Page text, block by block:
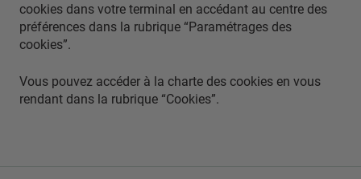
cookies dans votre terminal en accédant au centre des
préférences dans la rubrique “Paramétrages des
cookies”.
Vous pouvez accéder à la charte des cookies en vous
rendant dans la rubrique “Cookies”.